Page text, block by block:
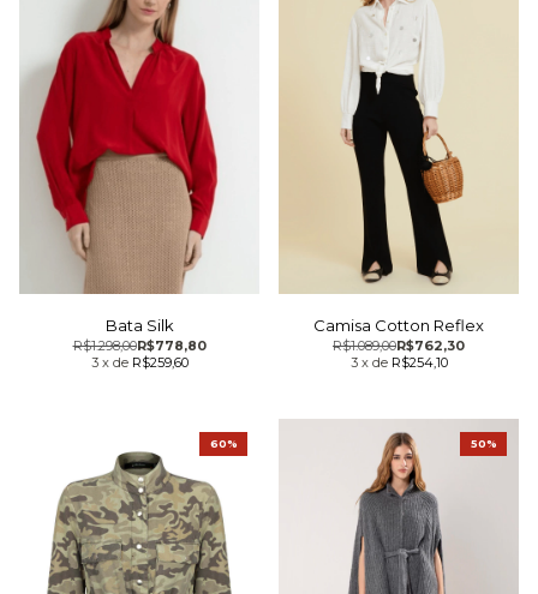
Bata Silk
R$778,80
R$1.298,00
3 x de R$259,60
Camisa Cotton Reflex
R$762,30
R$1.089,00
3 x de R$254,10
60% 50%